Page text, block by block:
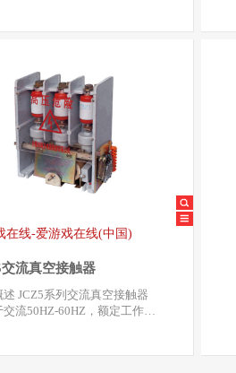
在线-爱游戏在线(中国)
流真空接触器
空接触器
流50HZ-60HZ，额定工作电